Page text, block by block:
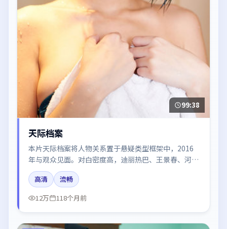
99:38
天际档案
本片天际档案将人物关系置于悬疑类型框架中，2016
年与观众见面。对白密度高，迪丽热巴、王景春、河正
宇的台词节奏值得关注；整体气质偏日本都市与冷色调
摄影。
高清
流畅
12万
118个月前